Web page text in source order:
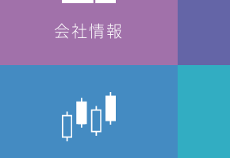
会社情報